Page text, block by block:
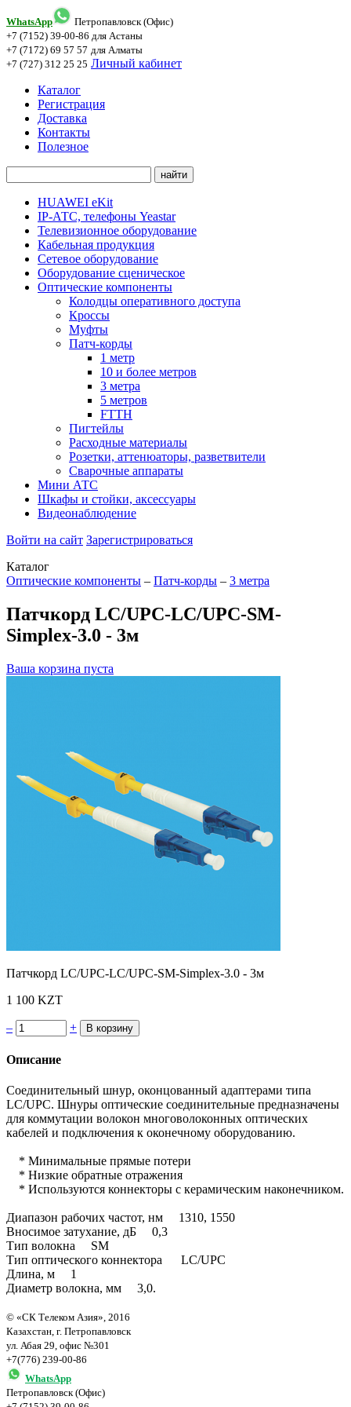
WhatsApp
Петропавловск (Офис)
+7 (7152) 39-00-86 для Астаны
+7 (7172) 69 57 57 для Алматы
+7 (727) 312 25 25 Личный кабинет
Каталог
Регистрация
Доставка
Контакты
Полезное
HUAWEI eKit
IP-АТС, телефоны Yeastar
Телевизионное оборудование
Кабельная продукция
Сетевое оборудование
Оборудование сценическое
Оптические компоненты
Колодцы оперативного доступа
Кроссы
Муфты
Патч-корды
1 метр
10 и более метров
3 метра
5 метров
FTTH
Пигтейлы
Расходные материалы
Розетки, аттенюаторы, разветвители
Сварочные аппараты
Мини АТС
Шкафы и стойки, аксессуары
Видеонаблюдение
Войти на сайт Зарегистрироваться
Каталог
Оптические компоненты – Патч-корды – 3 метра
Патчкорд LC/UPC-LC/UPC-SM-
Simplex-3.0 - 3м
Ваша корзина пуста
Патчкорд LC/UPC-LC/UPC-SM-Simplex-3.0 - 3м
1 100 KZT
– +
Описание
Соединительный шнур, оконцованный адаптерами типа
LC/UPC. Шнуры оптические соединительные предназначены
для коммутации волокон многоволоконных оптических
кабелей и подключения к оконечному оборудованию.
* Минимальные прямые потери
* Низкие обратные отражения
* Используются коннекторы с керамическим наконечником.
Диапазон рабочих частот, нм 1310, 1550
Вносимое затухание, дБ 0,3
Тип волокна SM
Тип оптического коннектора LC/UPC
Длина, м 1
Диаметр волокна, мм 3,0.
© «СК Телеком Азия», 2016
Казахстан, г. Петропавловск
ул. Абая 29, офис №301
+7(776) 239-00-86
WhatsApp
Петропавловск (Офис)